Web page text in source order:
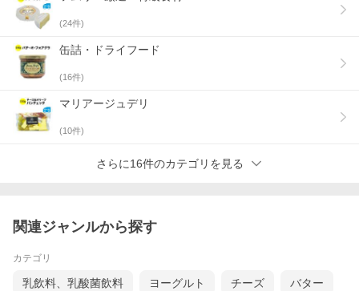
(24件)
缶詰・ドライフード
(16件)
マリアージュデリ
(10件)
さらに16件のカテゴリを見る
関連ジャンルから探す
カテゴリ
乳飲料、乳酸菌飲料 ヨーグルト チーズ バター